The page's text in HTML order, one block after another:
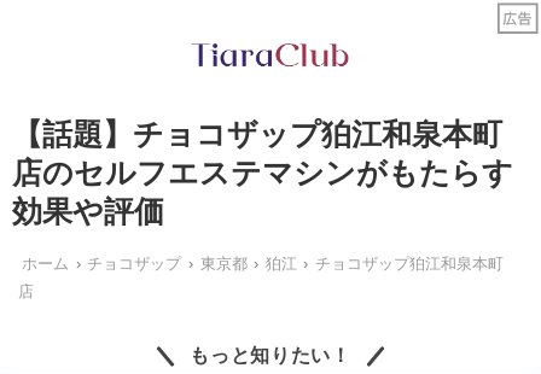
【話題】チョコザップ狛江和泉本町
店のセルフエステマシンがもたらす
効果や評価
ホーム チョコザップ 東京都 狛江
チョコザップ狛江和泉本町
店
もっと知りたい！